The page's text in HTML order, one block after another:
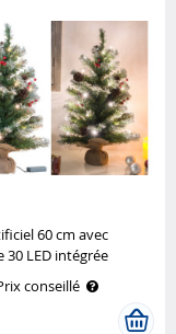
60 cm avec
30 LED intégrée
conseillé